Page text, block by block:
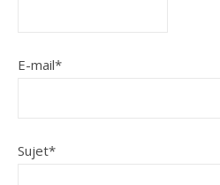
E-mail*
Sujet*